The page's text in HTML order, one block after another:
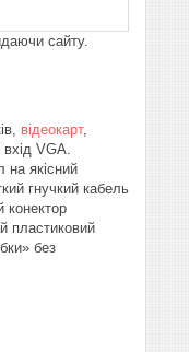
сайту.
відеокарт,
VGA.
на якісний
гнучкий кабель
конектор
пластиковий
без